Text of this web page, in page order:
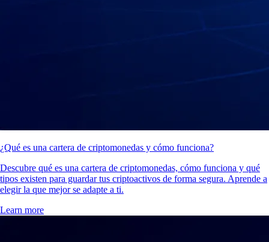
¿Qué es una cartera de criptomonedas y cómo funciona?
Descubre qué es una cartera de criptomonedas, cómo funciona y qué
tipos existen para guardar tus criptoactivos de forma segura. Aprende a
elegir la que mejor se adapte a ti.
Learn more